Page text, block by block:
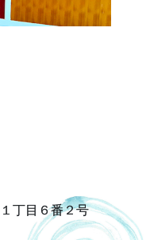
丁目６番２号